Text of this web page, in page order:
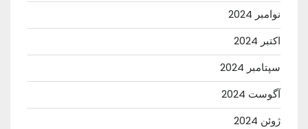
نوامبر 2024
اکتبر 2024
سپتامبر 2024
آگوست 2024
ژوئن 2024